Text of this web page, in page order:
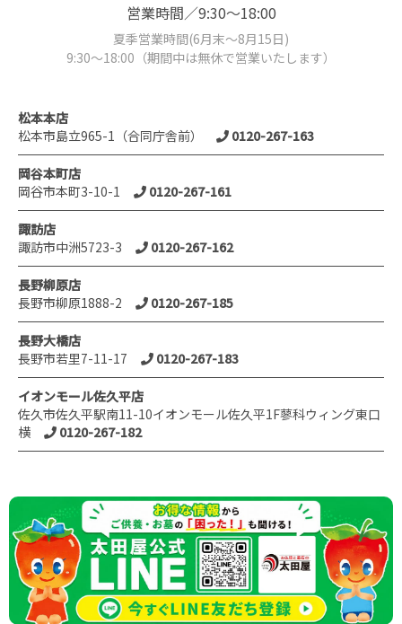
営業時間／9:30～18:00
夏季営業時間(6月末～8月15日)
9:30～18:00（期間中は無休で営業いたします）
松本本店
松本市島立965-1（合同庁舎前）
0120-267-163
岡谷本町店
岡谷市本町3-10-1
0120-267-161
諏訪店
諏訪市中洲5723-3
0120-267-162
長野柳原店
長野市柳原1888-2
0120-267-185
長野大橋店
長野市若里7-11-17
0120-267-183
イオンモール佐久平店
佐久市佐久平駅南11-10イオンモール佐久平1F蓼科ウィング東口
横
0120-267-182